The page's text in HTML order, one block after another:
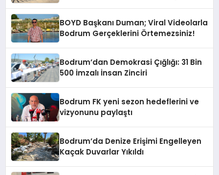
BOYD Başkanı Duman; Viral Videolarla
Bodrum Gerçeklerini Örtemezsiniz!
Bodrum’dan Demokrasi Çığlığı: 31 Bin
500 İmzalı İnsan Zinciri
Bodrum FK yeni sezon hedeflerini ve
vizyonunu paylaştı
Bodrum’da Denize Erişimi Engelleyen
Kaçak Duvarlar Yıkıldı